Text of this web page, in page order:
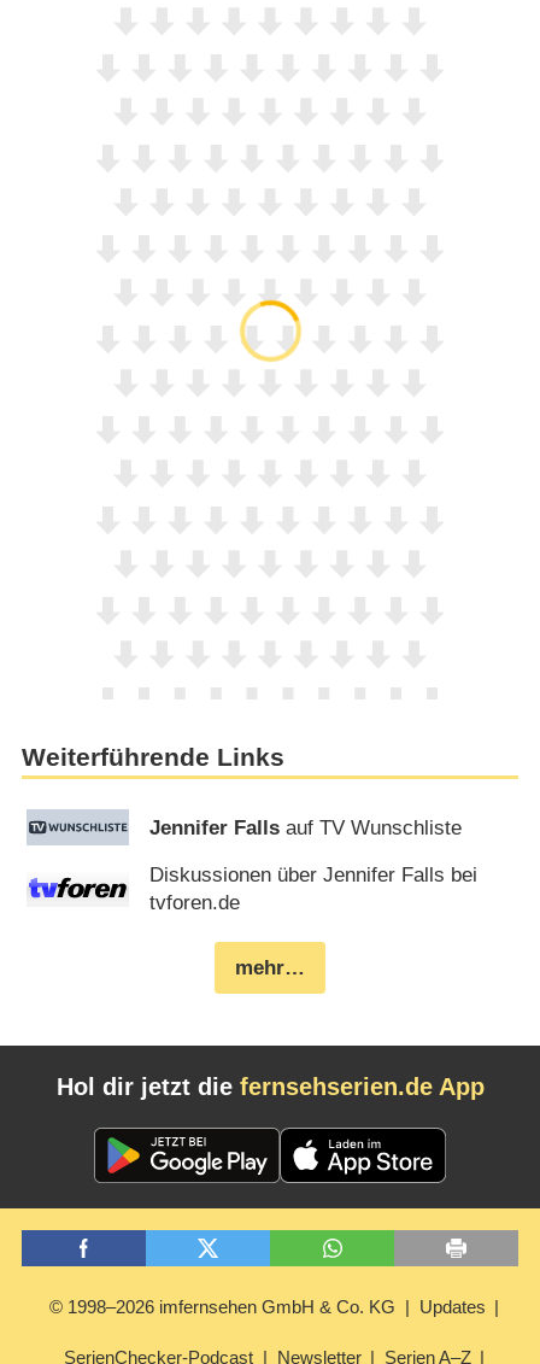
Weiterführende Links
Jennifer Falls auf TV Wunschliste
Diskussionen über Jennifer Falls bei
tvforen.de
mehr…
Hol dir jetzt die fernsehserien.de App
© 1998–2026 imfernsehen GmbH & Co. KG Updates
SerienChecker-Podcast Newsletter Serien A–Z